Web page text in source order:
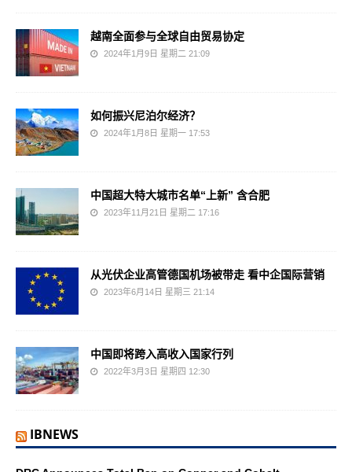
越南全面参与全球自由贸易协定
2024年1月9日 星期二 21:09
如何振兴尼泊尔经济？
2024年1月8日 星期一 17:53
中国超大特大城市名单“上新” 含合肥
2023年11月21日 星期二 17:16
从光伏企业高管德国机场被带走 看中企国际营销
2023年6月14日 星期三 21:14
中国即将跨入高收入国家行列
2022年3月3日 星期四 12:30
IBNEWS